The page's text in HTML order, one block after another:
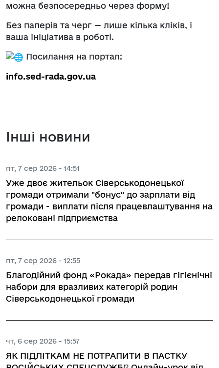
можна безпосередньо через форму!
Без паперів та черг — лише кілька кліків, і
ваша ініціатива в роботі.
Посилання на портал:
info.sed-rada.gov.ua
Інші новини
пт, 7 сер 2026 - 14:51
Уже двоє жительок Сіверськодонецької
громади отримали "бонус" до зарплати від
громади - виплати після працевлаштування на
релоковані підприємства
пт, 7 сер 2026 - 12:55
Благодійний фонд «Рокада» передав гігієнічні
набори для вразливих категорій родин
Сіверськодонецької громади
чт, 6 сер 2026 - 15:57
ЯК ПІДЛІТКАМ НЕ ПОТРАПИТИ В ПАСТКУ